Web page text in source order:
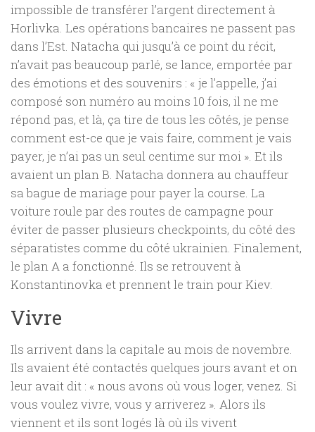
impossible de transférer l’argent directement à
Horlivka. Les opérations bancaires ne passent pas
dans l’Est. Natacha qui jusqu’à ce point du récit,
n’avait pas beaucoup parlé, se lance, emportée par
des émotions et des souvenirs : « je l’appelle, j’ai
composé son numéro au moins 10 fois, il ne me
répond pas, et là, ça tire de tous les côtés, je pense
comment est-ce que je vais faire, comment je vais
payer, je n’ai pas un seul centime sur moi ». Et ils
avaient un plan B. Natacha donnera au chauffeur
sa bague de mariage pour payer la course. La
voiture roule par des routes de campagne pour
éviter de passer plusieurs checkpoints, du côté des
séparatistes comme du côté ukrainien. Finalement,
le plan A a fonctionné. Ils se retrouvent à
Konstantinovka et prennent le train pour Kiev.
Vivre
Ils arrivent dans la capitale au mois de novembre.
Ils avaient été contactés quelques jours avant et on
leur avait dit : « nous avons où vous loger, venez. Si
vous voulez vivre, vous y arriverez ». Alors ils
viennent et ils sont logés là où ils vivent